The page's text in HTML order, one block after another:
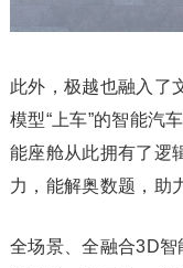
此外，极越也融入了
模型“上车”的智能汽
能座舱从此拥有了逻
力，能解奥数题，助
全场景、全融合3D